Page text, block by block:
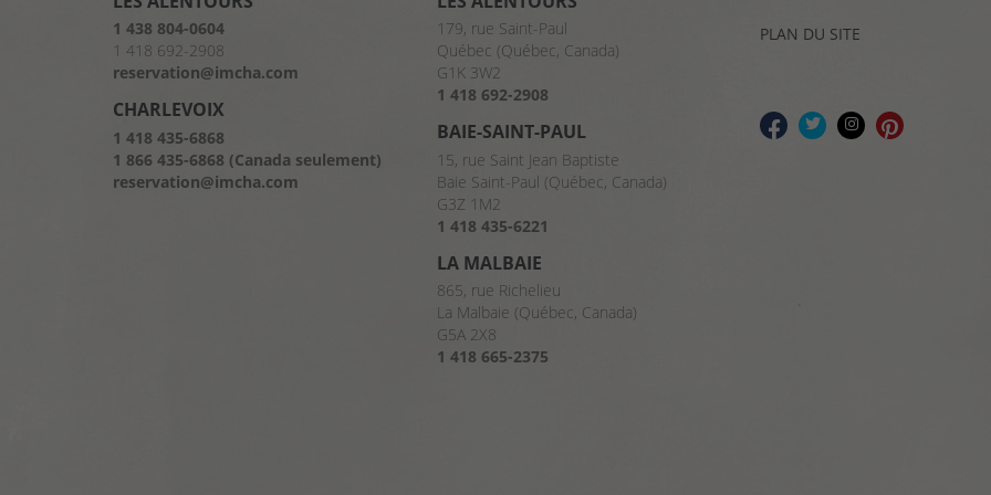
1 438 804-0604
1 418 692-2908
reservation@imcha.com
CHARLEVOIX
1 418 435-6868
1 866 435-6868 (Canada seulement)
reservation@imcha.com
179, rue Saint-Paul
Québec (Québec, Canada)
G1K 3W2
1 418 692-2908
BAIE-SAINT-PAUL
15, rue Saint Jean Baptiste
Baie Saint-Paul (Québec, Canada)
G3Z 1M2
1 418 435-6221
LA MALBAIE
865, rue Richelieu
La Malbaie (Québec, Canada)
G5A 2X8
1 418 665-2375
PLAN DU SITE